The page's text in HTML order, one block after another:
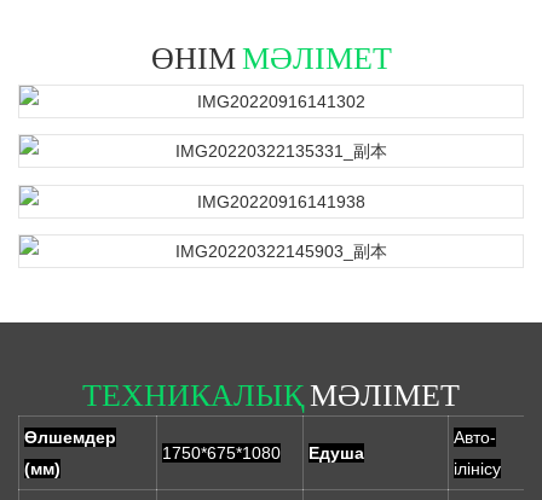
ӨНІММӘЛІМЕТ
ТЕХНИКАЛЫҚМӘЛІМЕТ
Өлшемдер
(мм)
1750*675*1080 Едуша
Авто-
ілінісу